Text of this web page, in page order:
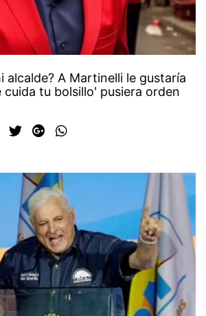
alcalde? A Martinelli le gustaría
cuida tu bolsillo' pusiera orden